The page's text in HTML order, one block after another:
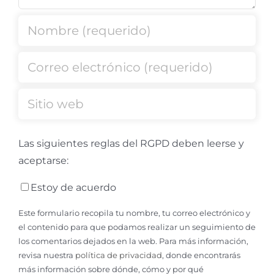
Las siguientes reglas del RGPD deben leerse y
aceptarse:
Estoy de acuerdo
Este formulario recopila tu nombre, tu correo electrónico y
el contenido para que podamos realizar un seguimiento de
los comentarios dejados en la web. Para más información,
revisa nuestra política de privacidad, donde encontrarás
más información sobre dónde, cómo y por qué